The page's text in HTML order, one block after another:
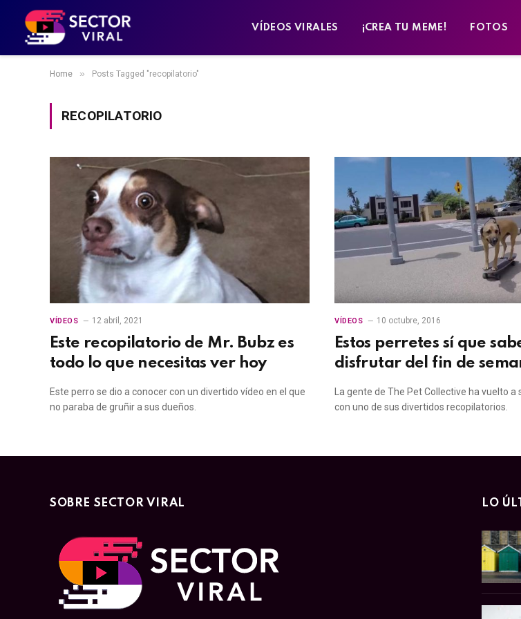
VÍDEOS VIRALES ¡CREA TU MEME! FOTOS
Home » Posts Tagged "recopilatorio"
RECOPILATORIO
VÍDEOS 12 abril, 2021
Este recopilatorio de Mr. Bubz es
todo lo que necesitas ver hoy
Este perro se dio a conocer con un divertido vídeo en el que
no paraba de gruñir a sus dueños.
VÍDEOS 10 octubre, 2016
Estos perretes sí que
disfrutar del fin de
La gente de The Pet Collective ha vuelto a
con uno de sus divertidos recopilatorios.
SOBRE SECTOR VIRAL LO